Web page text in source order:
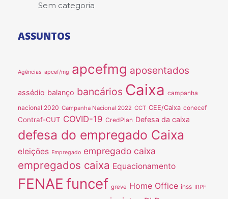
Sem categoria
ASSUNTOS
Agências apcef/mg apcefmg aposentados
assédio balanço bancários Caixa campanha
nacional 2020 Campanha Nacional 2022 CCT CEE/Caixa conecef
Contraf-CUT COVID-19 CredPlan Defesa da caixa
defesa do empregado Caixa
eleições Empregado empregado caixa
empregados caixa Equacionamento
FENAE funcef greve Home Office inss IRPF